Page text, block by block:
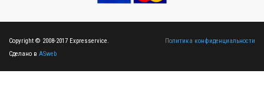
Copyright © 2008-2017 Expresservice.
Сделано в ASweb
Политика конфиденциальности